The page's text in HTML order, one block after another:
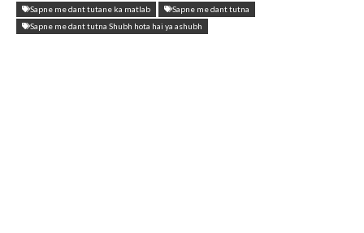
Sapne me dant tutane ka matlab
Sapne me dant tutna
Sapne me dant tutna Shubh hota hai ya ashubh